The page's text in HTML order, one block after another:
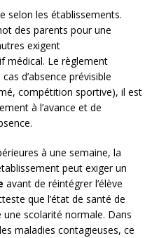
selon les établissements.
des parents pour une
exigent
médical. Le règlement
d’absence prévisible
compétition sportive), il est
à l’avance et de
à une semaine, la
peut exiger un
avant de réintégrer l’élève
que l’état de santé de
une scolarité normale. Dans
maladies contagieuses, ce